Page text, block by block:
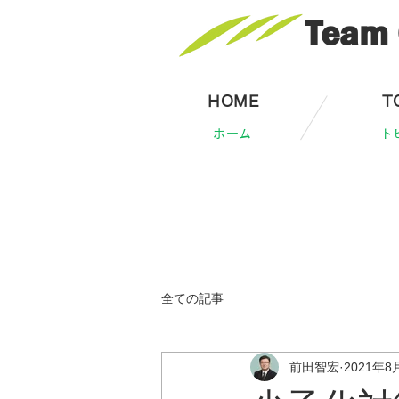
Team
HOME
ホーム
全ての記事
前田智宏 2021年8